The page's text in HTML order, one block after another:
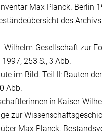
Max Planck. Berlin
des
Wilhelm-Gesellschaft zur
253 S., 3 Abb.
im Bild. Teil II: Bauten
Abb.
in Kaiser-
zur
Max Planck.